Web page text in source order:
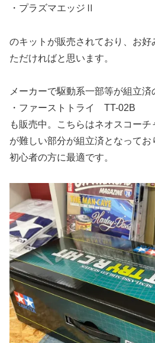
・プラズマエッジⅡ
のキットが販売されており、お
ただければと思います。
メーカーで駆動系一部等が組立
・ファーストトライ TT-02B
も販売中。こちらはネオスコー
が難しい部分が組立済となってお
初心者の方に最適です。